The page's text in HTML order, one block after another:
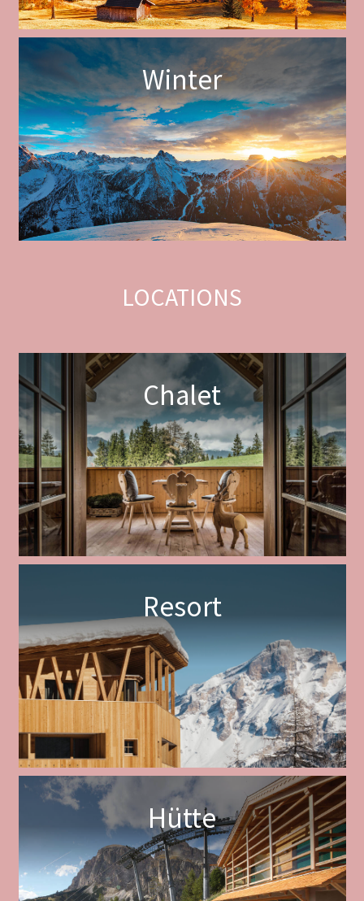
Winter
LOCATIONS
Chalet
Resort
Hütte